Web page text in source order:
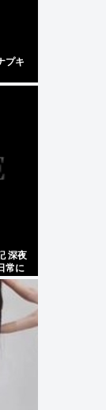
プキ
深夜
常に